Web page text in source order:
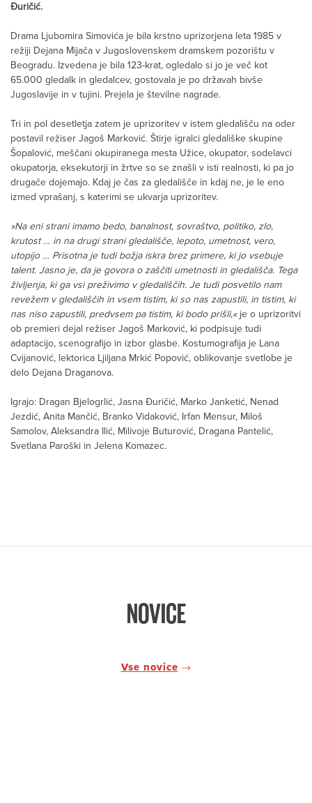
Đuričić.
Drama Ljubomira Simovića je bila krstno uprizorjena leta 1985 v
režiji Dejana Mijača v Jugoslovenskem dramskem pozorištu v
Beogradu. Izvedena je bila 123-krat, ogledalo si jo je več kot
65.000 gledalk in gledalcev, gostovala je po državah bivše
Jugoslavije in v tujini. Prejela je številne nagrade.
Tri in pol desetletja zatem je uprizoritev v istem gledališču na oder
postavil režiser Jagoš Marković. Štirje igralci gledališke skupine
Šopalović, meščani okupiranega mesta Užice, okupator, sodelavci
okupatorja, eksekutorji in žrtve so se znašli v isti realnosti, ki pa jo
drugače dojemajo. Kdaj je čas za gledališče in kdaj ne, je le eno
izmed vprašanj, s katerimi se ukvarja uprizoritev.
»Na eni strani imamo bedo, banalnost, sovraštvo, politiko, zlo,
krutost … in na drugi strani gledališče, lepoto, umetnost, vero,
utopijo … Prisotna je tudi božja iskra brez primere, ki jo vsebuje
talent. Jasno je, da je govora o zaščiti umetnosti in gledališča. Tega
življenja, ki ga vsi preživimo v gledališčih. Je tudi posvetilo nam
revežem v gledališčih in vsem tistim, ki so nas zapustili, in tistim, ki
nas niso zapustili, predvsem pa tistim, ki bodo prišli,«je o uprizoritvi
ob premieri dejal režiser Jagoš Marković, ki podpisuje tudi
adaptacijo, scenografijo in izbor glasbe. Kostumografija je Lana
Cvijanović, lektorica Ljiljana Mrkić Popović, oblikovanje svetlobe je
delo Dejana Draganova.
Igrajo: Dragan Bjelogrlić, Jasna Đuričić, Marko Janketić, Nenad
Jezdić, Anita Mančić, Branko Vidaković, Irfan Mensur, Miloš
Samolov, Aleksandra Ilić, Milivoje Buturović, Dragana Pantelić,
Svetlana Paroški in Jelena Komazec.
NOVICE
Vse novice